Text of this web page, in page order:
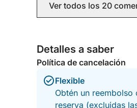
Ver todos los 20
Detalles a saber
Política de cancelación
Flexible
Obtén un
reserva (excluidas